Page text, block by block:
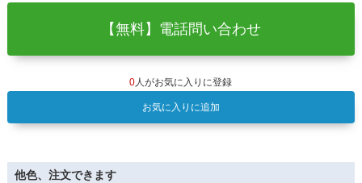
【無料】電話問い合わせ
0人がお気に入りに登録
お気に入りに追加
他色、注文できます